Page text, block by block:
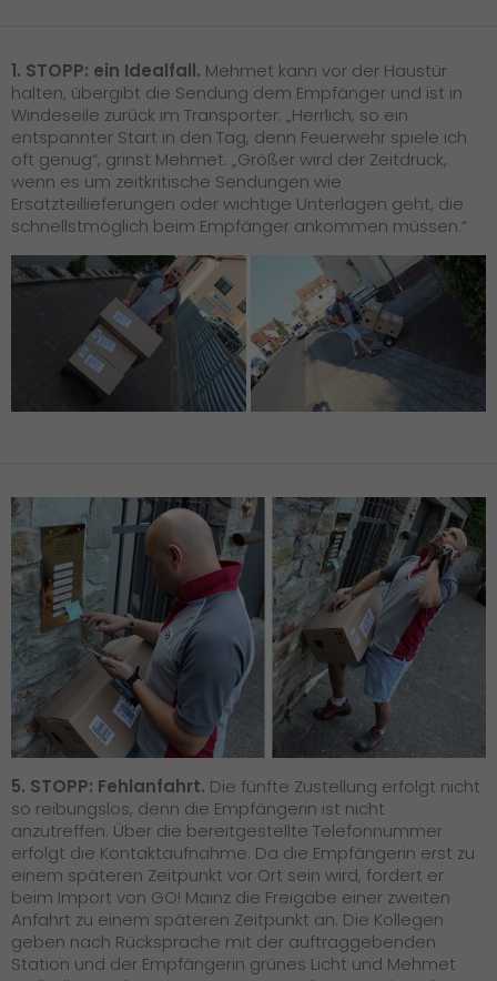
1. STOPP: ein Idealfall. Mehmet kann vor der Haustür
halten, übergibt die Sendung dem Empfänger und ist in
Windeseile zurück im Transporter. „Herrlich, so ein
entspannter Start in den Tag, denn Feuerwehr spiele ich
oft genug“, grinst Mehmet. „Größer wird der Zeitdruck,
wenn es um zeitkritische Sendungen wie
Ersatzteillieferungen oder wichtige Unterlagen geht, die
schnellstmöglich beim Empfänger ankommen müssen.“
5. STOPP: Fehlanfahrt. Die fünfte Zustellung erfolgt nicht
so reibungslos, denn die Empfängerin ist nicht
anzutreffen. Über die bereitgestellte Telefonnummer
erfolgt die Kontaktaufnahme. Da die Empfängerin erst zu
einem späteren Zeitpunkt vor Ort sein wird, fordert er
beim Import von GO! Mainz die Freigabe einer zweiten
Anfahrt zu einem späteren Zeitpunkt an. Die Kollegen
geben nach Rücksprache mit der auftraggebenden
Station und der Empfängerin grünes Licht und Mehmet